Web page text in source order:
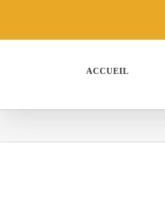
contenu
ACCUEIL